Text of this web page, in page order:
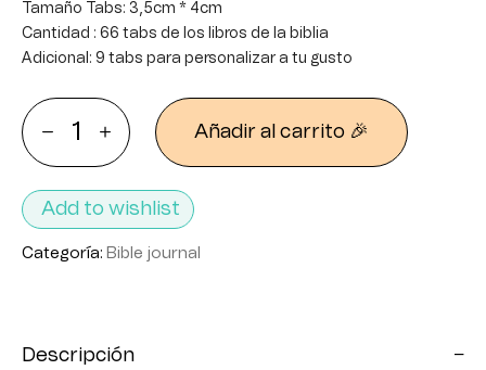
Tamaño Tabs: 3,5cm * 4cm
Cantidad : 66 tabs de los libros de la biblia
Adicional: 9 tabs para personalizar a tu gusto
Añadir al carrito 🎉
Add to wishlist
Categoría: Bible journal
Descripción